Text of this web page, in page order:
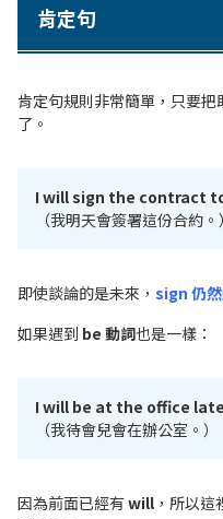
肯定句
肯定句規則非常簡單，只要
了。
I will sign the contract
（我明天會簽署這份合約。）
即使談論的是未來， sign 仍
如果遇到 be 動詞也是一樣：
I will be at the office
（我待會兒會在辦公室。）
因為前面已經有will ，所以這